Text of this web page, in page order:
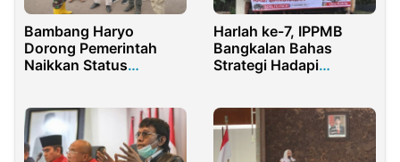
Bambang Haryo
Dorong Pemerintah
Naikkan Status
Nasional
Harlah ke-7, IPPMB
Bangkalan Bahas
Strategi Hadapi